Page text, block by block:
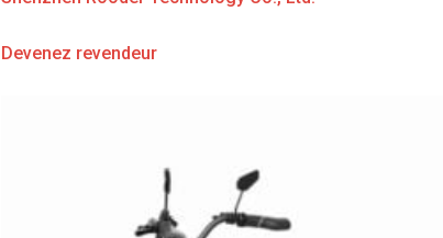
Devenez revendeur